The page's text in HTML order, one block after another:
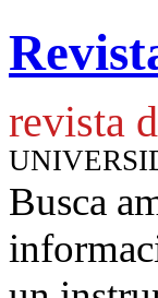
revista
Busca